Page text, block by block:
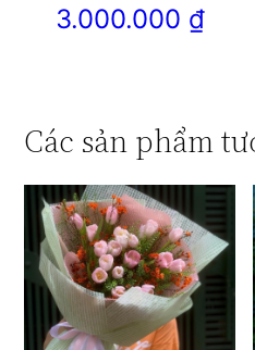
3.000.000 ₫
Các sản phẩm